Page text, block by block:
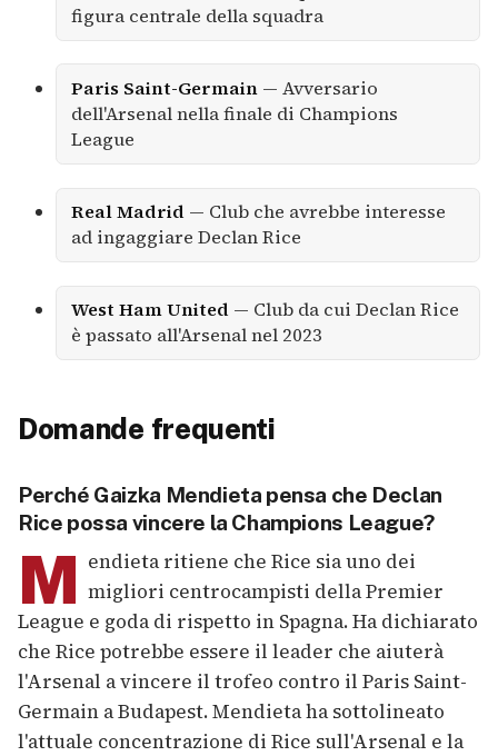
figura centrale della squadra
Paris Saint-Germain— Avversario
dell'Arsenal nella finale di Champions
League
Real Madrid— Club che avrebbe interesse
ad ingaggiare Declan Rice
West Ham United— Club da cui Declan Rice
è passato all'Arsenal nel 2023
Domande frequenti
Perché Gaizka Mendieta pensa che Declan
Rice possa vincere la Champions League?
M endieta ritiene che Rice sia uno dei
migliori centrocampisti della Premier
League e goda di rispetto in Spagna. Ha dichiarato
che Rice potrebbe essere il leader che aiuterà
l'Arsenal a vincere il trofeo contro il Paris Saint-
Germain a Budapest. Mendieta ha sottolineato
l'attuale concentrazione di Rice sull'Arsenal e la